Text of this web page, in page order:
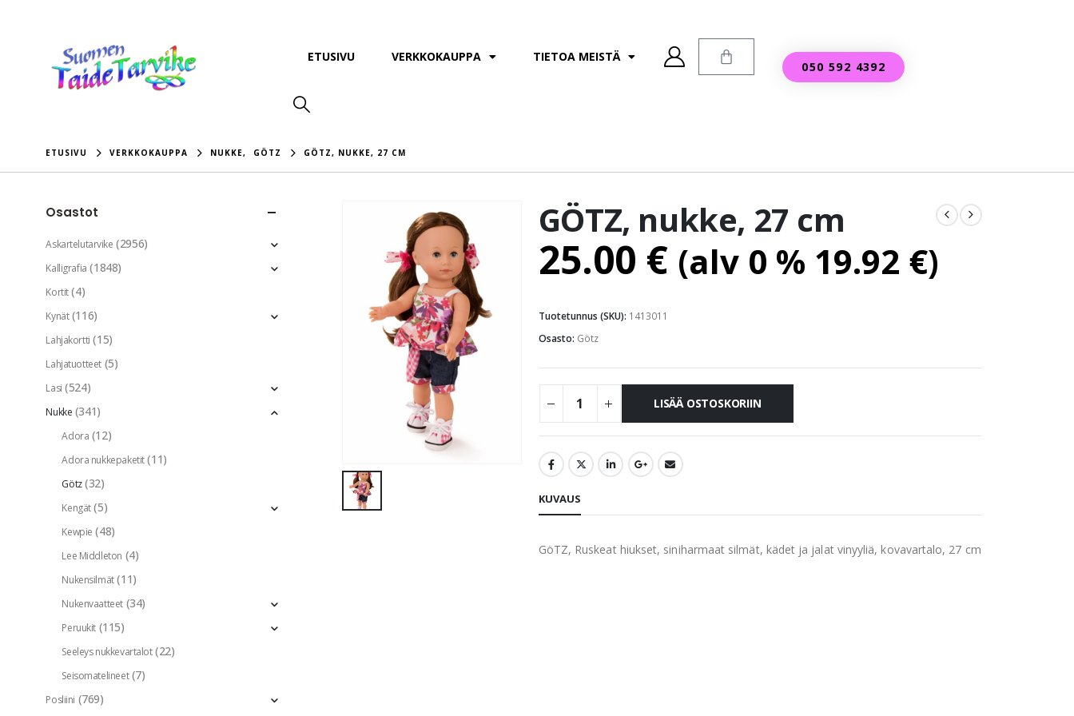
ETUSIVU VERKKOKAUPPA TIETOA MEISTÄ
050 592 4392
ETUSIVU VERKKOKAUPPA NUKKE, GÖTZ GÖTZ, NUKKE, 27 CM
GÖTZ, nukke, 27 cm
25.00 € (alv 0 % 19.92 €)
Tuotetunnus (SKU): 1413011
Osasto: Götz
LISÄÄ OSTOSKORIIN
KUVAUS
GöTZ, Ruskeat hiukset, siniharmaat silmät, kädet ja jalat vinyyliä, kovavartalo, 27 cm
Osastot
Askartelutarvike (2956)
Kalligrafia (1848)
Kortit (4)
Kynät (116)
Lahjakortti (15)
Lahjatuotteet (5)
Lasi (524)
Nukke (341)
Adora (12)
Adora nukkepaketit (11)
Götz (32)
Kengät (5)
Kewpie (48)
Lee Middleton (4)
Nukensilmät (11)
Nukenvaatteet (34)
Peruukit (115)
Seeleys nukkevartalot (22)
Seisomatelineet (7)
Posliini (769)